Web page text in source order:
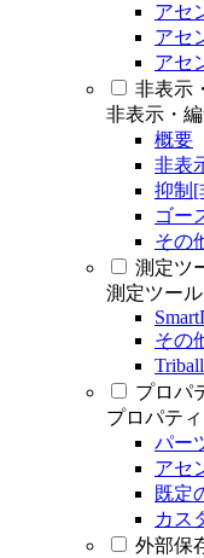
アセ
アセ
アセ
非表示
非表示・
概要
非表
抑制[
ゴー
その
測定ツ
測定ツール
その
プロパ
プロパティ
パー
アセ
既定
カス
外部保